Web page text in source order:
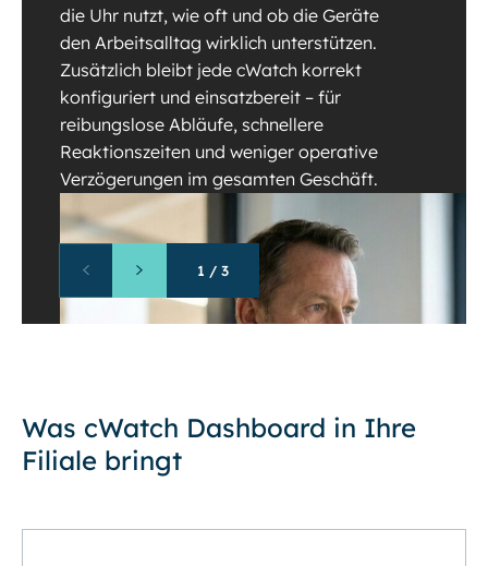
die Uhr nutzt, wie oft und ob die Geräte
den Arbeitsalltag wirklich unterstützen.
Zusätzlich bleibt jede cWatch korrekt
konfiguriert und einsatzbereit – für
reibungslose Abläufe, schnellere
Reaktionszeiten und weniger operative
Verzögerungen im gesamten Geschäft.
1 / 3
Was cWatch Dashboard in Ihre
Filiale bringt